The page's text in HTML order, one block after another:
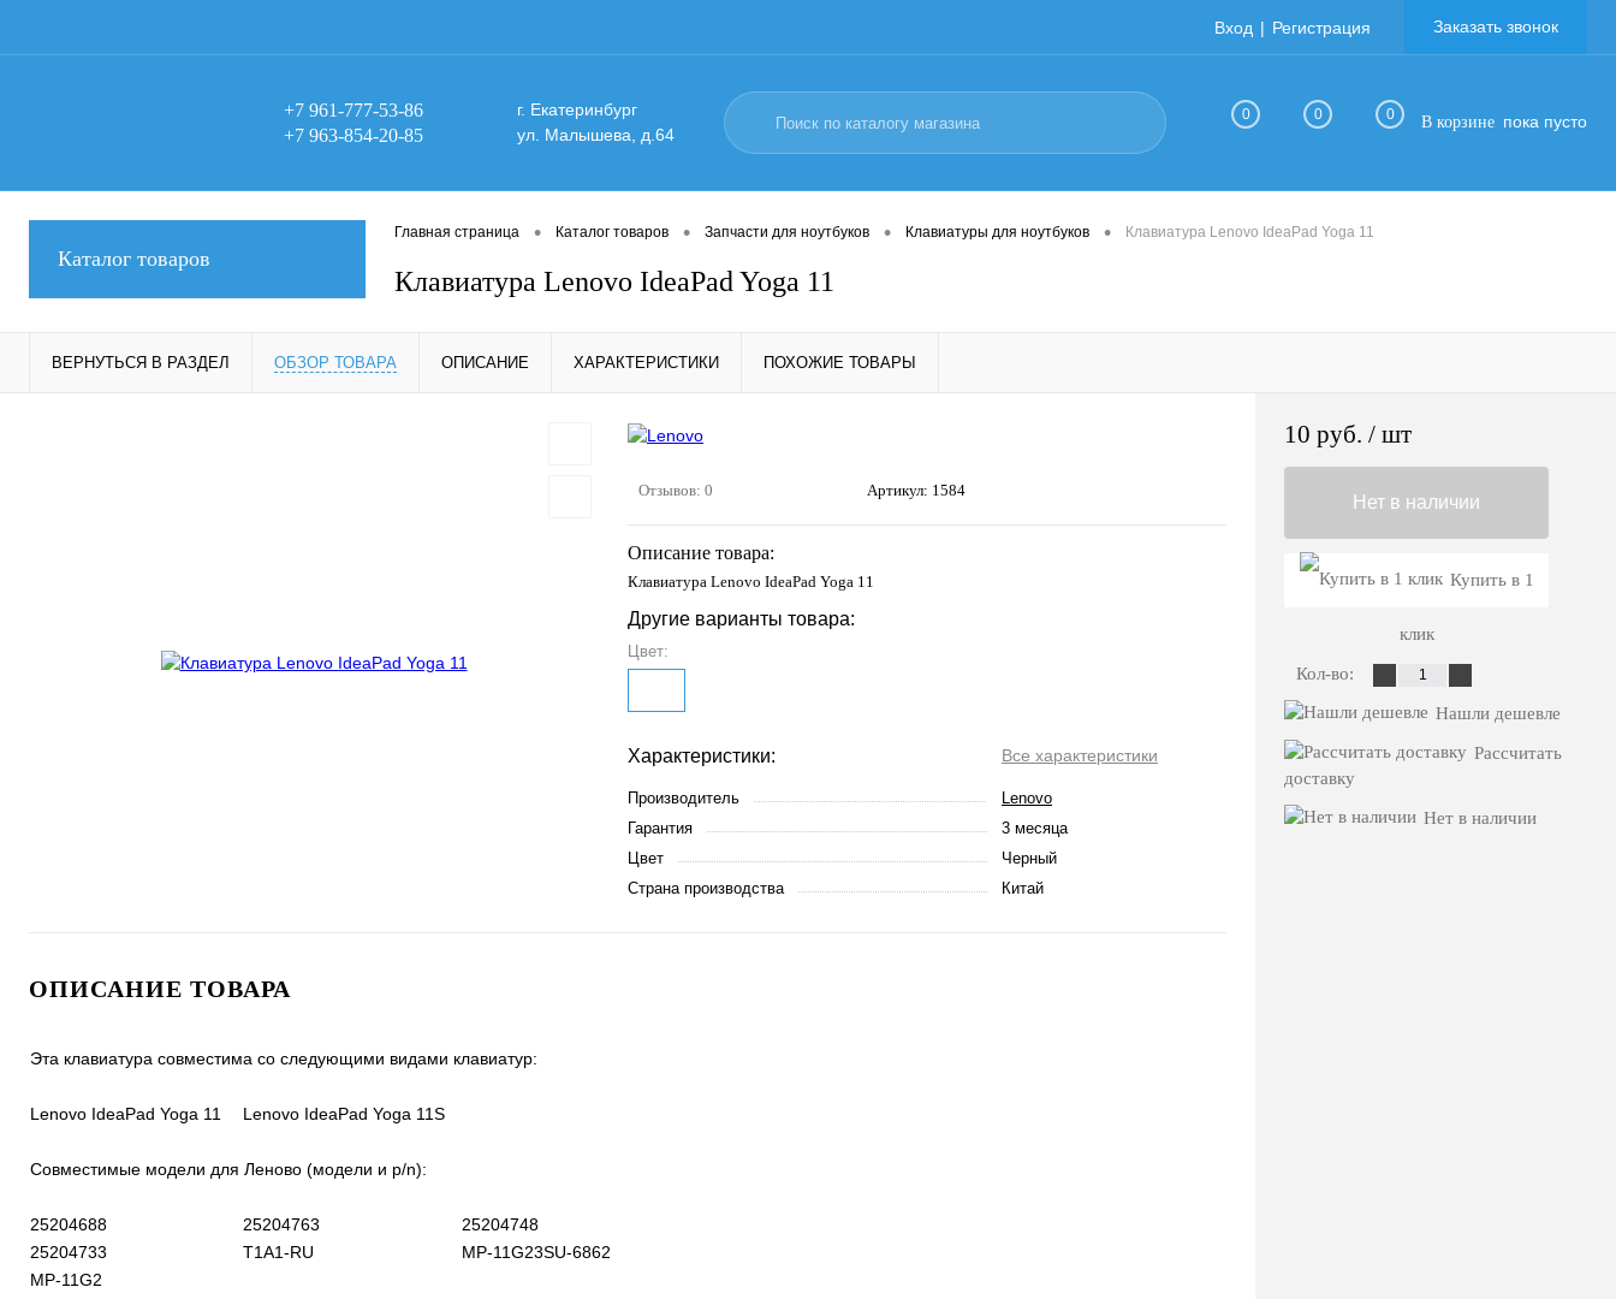
Вход Регистрация Заказать звонок
+7 961-777-53-86
+7 963-854-20-85
г. Екатеринбург
ул. Малышева, д.64
0 0 0 В корзине пока пусто
Каталог товаров
Главная страница • Каталог товаров • Запчасти для ноутбуков • Клавиатуры для ноутбуков • Клавиатура Lenovo IdeaPad Yoga 11
Клавиатура Lenovo IdeaPad Yoga 11
ВЕРНУТЬСЯ В РАЗДЕЛ ОБЗОР ТОВАРА ОПИСАНИЕ ХАРАКТЕРИСТИКИ ПОХОЖИЕ ТОВАРЫ
Отзывов: 0 Артикул: 1584
Описание товара:
Клавиатура Lenovo IdeaPad Yoga 11
Другие варианты товара:
Цвет:
Характеристики: Все характеристики
Производитель
Lenovo
Гарантия
3 месяца
Цвет
Черный
Страна производства
Китай
ОПИСАНИЕ ТОВАРА
Эта клавиатура совместима со следующими видами клавиатур:
Lenovo IdeaPad Yoga 11 Lenovo IdeaPad Yoga 11S
Совместимые модели для Леново (модели и p/n):
25204688 25204763
25204748
25204733
T1A1-RU
MP-11G23SU-6862
MP-11G2
10 руб. / шт
Нет в наличии
Купить в 1
клик
Кол-во:
Нашли дешевле
Рассчитать
доставку
Нет в наличии